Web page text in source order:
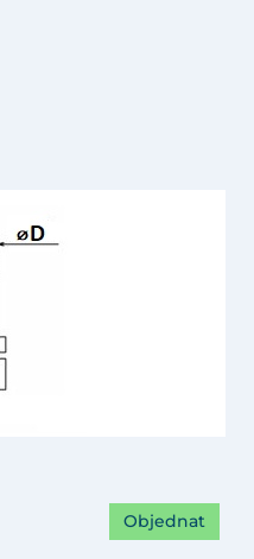
Objednat